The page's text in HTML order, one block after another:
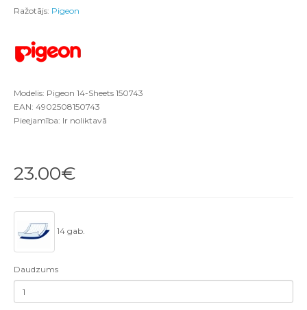
Ražotājs: Pigeon
Modelis: Pigeon 14-Sheets 150743
EAN: 4902508150743
Pieejamība: Ir noliktavā
23.00€
14 gab.
Daudzums